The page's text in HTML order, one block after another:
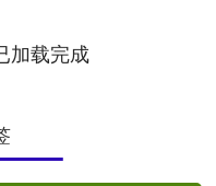
加载完成